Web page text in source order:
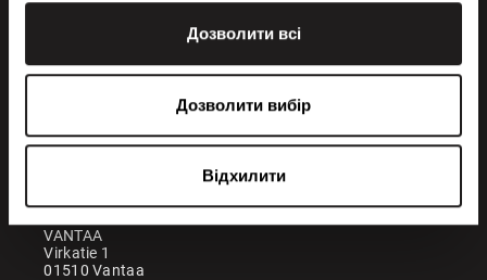
Дозволити всі
Дозволити вибір
Відхилити
+358 200 70070
Офіс
VANTAA
Virkatie 1
01510 Vantaa